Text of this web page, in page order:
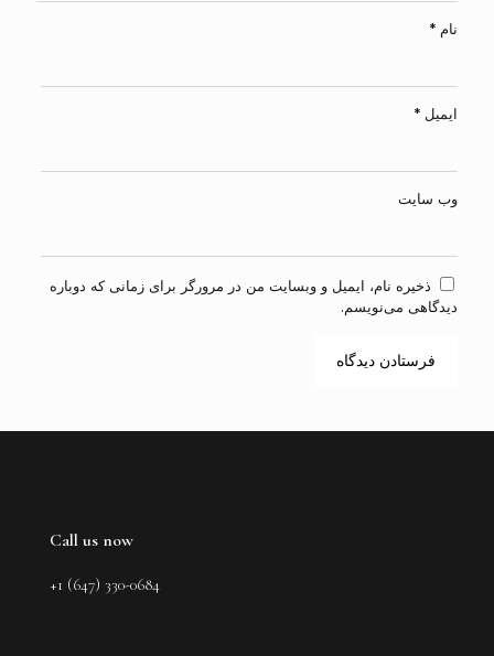
نام *
ایمیل *
وب‌ سایت
ذخیره نام، ایمیل و وبسایت من در مرورگر برای زمانی که دوباره
دیدگاهی می‌نویسم.
Call us now
+1 (647) 330-0684